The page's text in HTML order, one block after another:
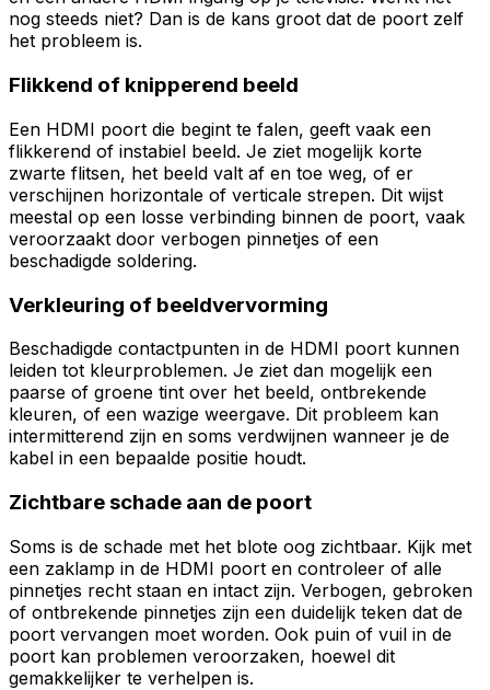
nog steeds niet? Dan is de kans groot dat de poort zelf
het probleem is.
Flikkend of knipperend beeld
Een HDMI poort die begint te falen, geeft vaak een
flikkerend of instabiel beeld. Je ziet mogelijk korte
zwarte flitsen, het beeld valt af en toe weg, of er
verschijnen horizontale of verticale strepen. Dit wijst
meestal op een losse verbinding binnen de poort, vaak
veroorzaakt door verbogen pinnetjes of een
beschadigde soldering.
Verkleuring of beeldvervorming
Beschadigde contactpunten in de HDMI poort kunnen
leiden tot kleurproblemen. Je ziet dan mogelijk een
paarse of groene tint over het beeld, ontbrekende
kleuren, of een wazige weergave. Dit probleem kan
intermitterend zijn en soms verdwijnen wanneer je de
kabel in een bepaalde positie houdt.
Zichtbare schade aan de poort
Soms is de schade met het blote oog zichtbaar. Kijk met
een zaklamp in de HDMI poort en controleer of alle
pinnetjes recht staan en intact zijn. Verbogen, gebroken
of ontbrekende pinnetjes zijn een duidelijk teken dat de
poort vervangen moet worden. Ook puin of vuil in de
poort kan problemen veroorzaken, hoewel dit
gemakkelijker te verhelpen is.